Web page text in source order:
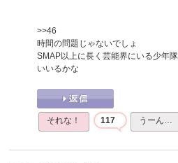
>>46
時間の問題じゃないでしょ
SMAP以上に長く芸能界にいる少年
いいるかな
それな！ 117 うーん…